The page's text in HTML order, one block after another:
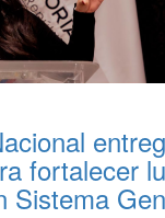
fortalecer
Sistema